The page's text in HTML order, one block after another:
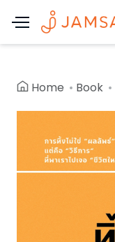
Home Book